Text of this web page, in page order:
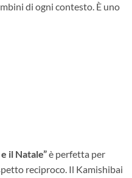
di ogni contesto. È uno
il Natale”è perfetta per
reciproco. Il Kamishibai